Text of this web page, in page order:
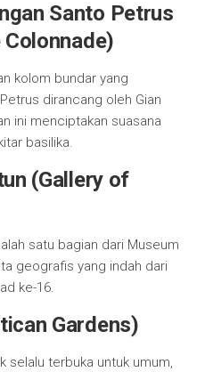
Santo Petrus
Colonnade)
kolom bundar yang
dirancang oleh Gian
ini menciptakan suasana
basilika.
(Gallery of
satu bagian dari Museum
geografis yang indah dari
ke-16.
Gardens)
selalu terbuka untuk umum,